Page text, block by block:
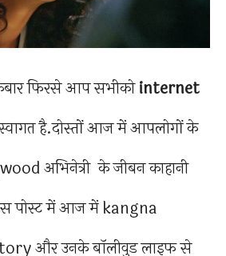
फिरसे आप सभीकोinternet
है.दोस्तों आज में आपलोगों के
अभिनेत्री के जीबन काहानी
पोस्ट में आज में kangna
और उनके बॉलीवुड लाइफ से